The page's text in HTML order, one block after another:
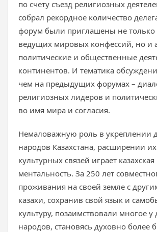
по счету съезд религиозных
собрал рекордное количество
форум были приглашены не
ведущих мировых конфессий, но и
политические и общественные
континентов. И тематика
чем на предыдущих форумах –
религиозных лидеров и
во имя мира и согласия.
Немаловажную роль в укреплении
народов Казахстана, расширении
культурных связей играет казахская
ментальность. За 250 лет
проживания на своей земле с
казахи, сохранив свой язык и
культуру, позаимствовали многое у
народов, становясь духовно более